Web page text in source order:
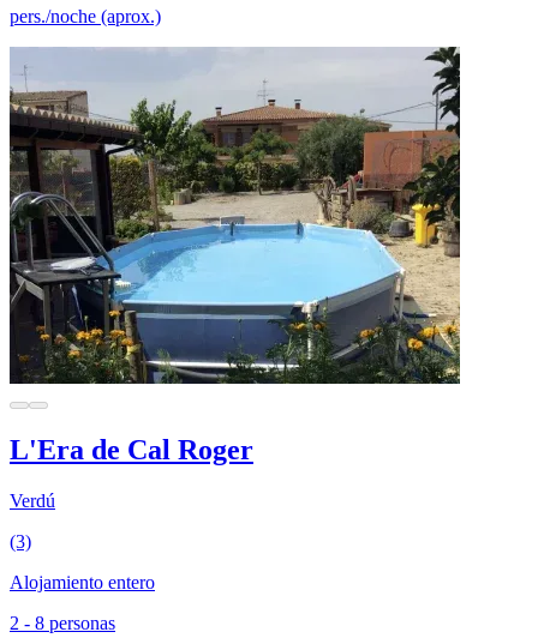
pers./noche (aprox.)
L'Era de Cal Roger
Verdú
(3)
Alojamiento entero
2 - 8 personas